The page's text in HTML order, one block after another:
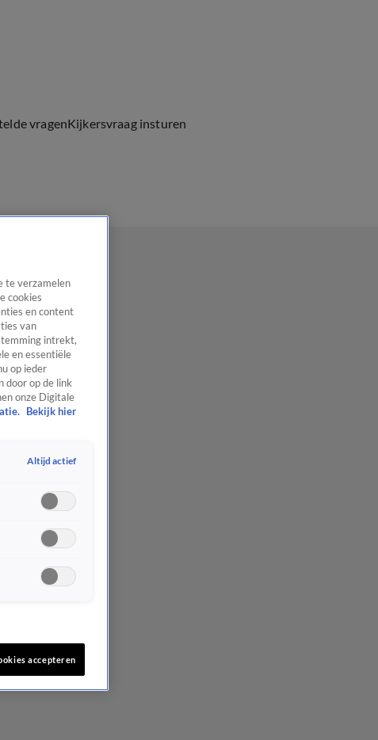
vragenKijkersvraag insturen
te verzamelen
cookies
en content
van
intrekt,
en essentiële
op ieder
door op de link
onze Digitale
Bekijk hier
Altijd actief
accepteren